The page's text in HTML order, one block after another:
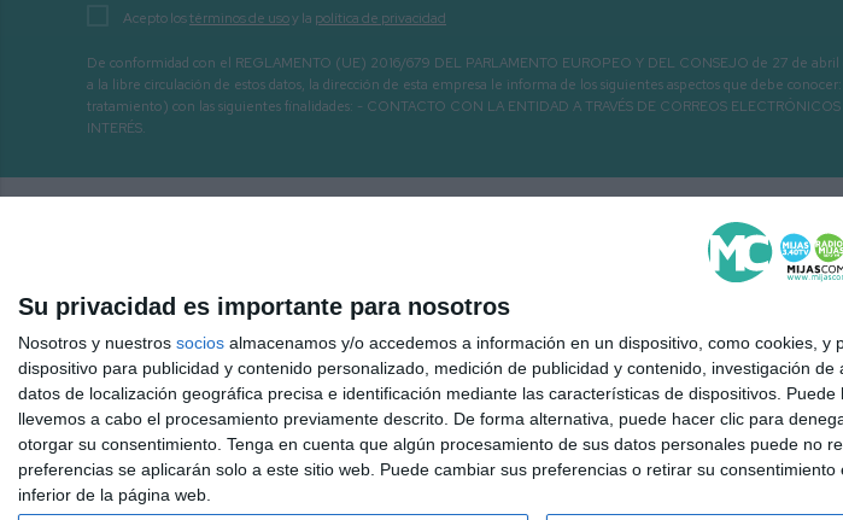
Su privacidad es importante para nosotros
Nosotros y nuestros socios almacenamos y/o accedemos a información en un dispositivo, como cookies,
dispositivo para publicidad y contenido personalizado, medición de publicidad y contenido, investigación de
datos de localización geográfica precisa e identificación mediante las características de dispositivos.
llevemos a cabo el procesamiento previamente descrito. De forma alternativa, puede hacer clic para
otorgar su consentimiento. Tenga en cuenta que algún procesamiento de sus datos personales puede no
preferencias se aplicarán solo a este sitio web. Puede cambiar sus preferencias o retirar su
inferior de la página web.
Acepto lostérminos de usoy la política de privacidad
De conformidad con el REGLAMENTO (UE) 2016/679 DEL PARLAMENTO EUROPEO Y DEL CONSEJO de 27 de
a la libre circulación de estos datos, la dirección de esta empresa le informa de los siguientes aspectos que debe
tratamiento) con las siguientes finalidades: - CONTACTO CON LA ENTIDAD A TRAVÉS DE CORREOS
INTERÉS.
Inicio Hemeroteca Mijas 3.40 TV a la carta Radio Mijas a la carta Quiénes somos